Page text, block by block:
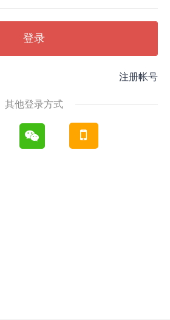
登录
注册帐号
其他登录方式